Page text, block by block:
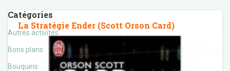
Catégories
Autres activités
Bons plans
Bouquins
La Stratégie Ender (Scott Orson Card)